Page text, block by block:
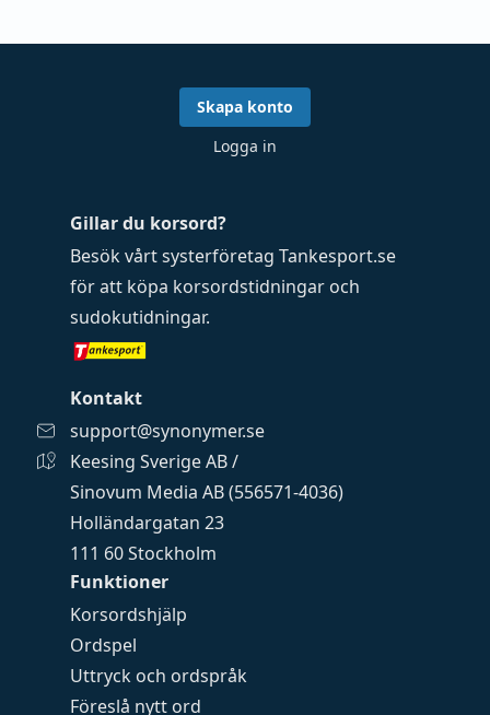
Funktioner
Korsordshjälp
Ordspel
Uttryck och ordspråk
Föreslå nytt ord
Gillar du korsord?
Besök vårt systerföretag Tankesport.se
för att köpa korsordstidningar och
sudokutidningar.
Kontakt
support@synonymer.se
Keesing Sverige AB /
Sinovum Media AB (556571-4036)
Holländargatan 23
111 60 Stockholm
Skapa konto
Logga in